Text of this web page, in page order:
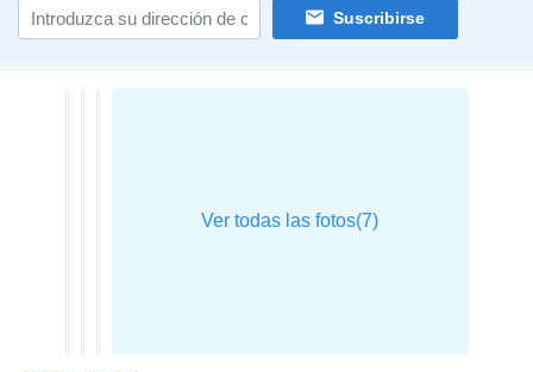
Suscribirse